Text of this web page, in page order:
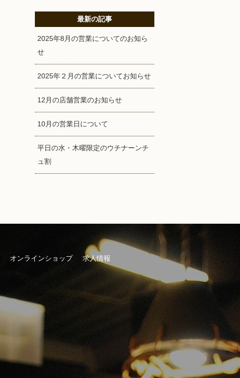
最新の記事
2025年8月の営業についてのお知ら
せ
2025年２月の営業についてお知らせ
12月の店舗営業のお知らせ
10月の営業日について
平日の水・木曜限定のウチナーンチ
ュ割
オンラインショップ 求人情報